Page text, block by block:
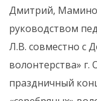
Дмитрий,
руководством
Л.В. совместно с
волонтерства»
праздничный